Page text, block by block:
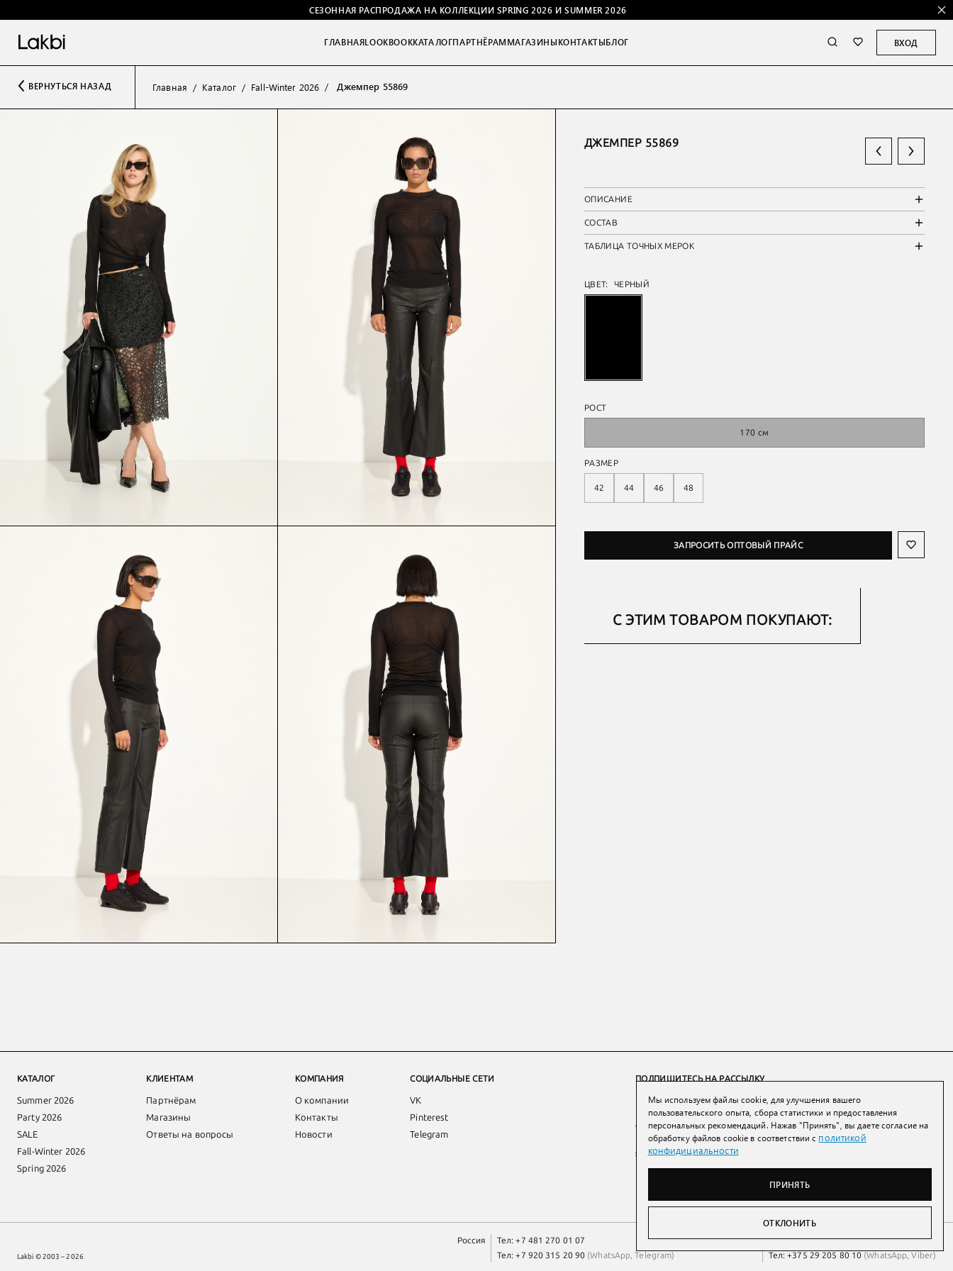
СЕЗОННАЯ РАСПРОДАЖА НА КОЛЛЕКЦИИ SPRING 2026 И SUMMER 2026
ГЛАВНАЯLOOKBOOKКАТАЛОГПАРТНЁРАММАГАЗИНЫКОНТАКТЫБЛОГ ВХОД
ВЕРНУТЬСЯ НАЗАД Главная Каталог Fall-Winter 2026 Джемпер 55869
ДЖЕМПЕР 55869
ОПИСАНИЕ
СОСТАВ
ТАБЛИЦА ТОЧНЫХ МЕРОК
ЦВЕТ: ЧЕРНЫЙ
РОСТ
170 см
РАЗМЕР
42 44 46 48
ЗАПРОСИТЬ ОПТОВЫЙ ПРАЙС
С ЭТИМ ТОВАРОМ ПОКУПАЮТ:
КАТАЛОГ
Summer 2026
Party 2026
SALE
Fall-Winter 2026
Spring 2026
КЛИЕНТАМ
Партнёрам
Магазины
Ответы на вопросы
КОМПАНИЯ
О компании
Контакты
Новости
СОЦИАЛЬНЫЕ СЕТИ
VK
Pinterest
Telegram
ПОДПИШИТЕСЬ НА РАССЫЛКУ
ПОДПИСАТЬСЯ
Нажимая на кнопку вы соглашаетесь сполитикой конфиденциальности и
обработки персональных данных
Lakbi © 2003 – 2026
Россия Тел:+7 481 270 01 07
Тел:+7 920 315 20 90 (WhatsApp,Telegram)
Беларусь Тел:+7 993 398 36 60(WhatsApp)
Тел:+375 29 205 80 10 (WhatsApp, Viber)
Мы используем файлы cookie, для улучшения вашего
пользовательского опыта, сбора статистики и предоставления
персональных рекомендаций. Нажав "Принять", вы даете согласие на
обработку файлов cookie в соответствии с политикой
конфидициальности
ПРИНЯТЬ
ОТКЛОНИТЬ